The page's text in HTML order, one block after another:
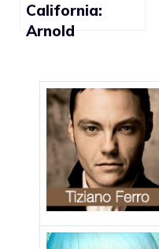
California:
Arnold
ripristino dei
matrimoni gay